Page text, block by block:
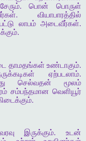
சேரும். பொன் பொருள்
வியாபாரத்தில்
லாபம் அடைவீர்கள்.
தாமதங்கள் உண்டாகும்.
ஏற்படலாம்.
செல்வதன் மூலம்
சம்பந்தமான வெளியூர்
இருக்கும். உடன்